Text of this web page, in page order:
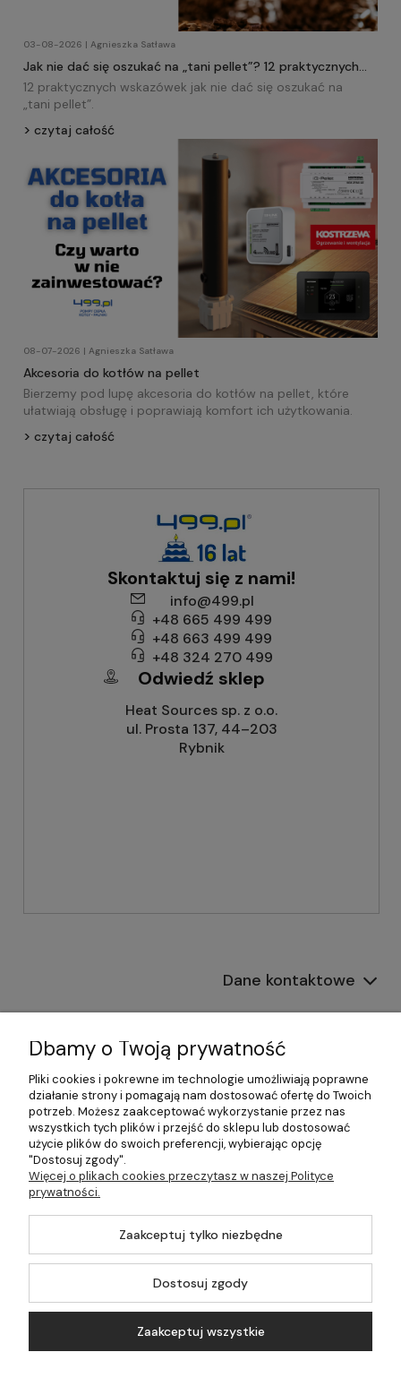
03-08-2026 | Agnieszka Satława
Jak nie dać się oszukać na „tani pellet”? 12 praktycznych
wskazówek!
12 praktycznych wskazówek jak nie dać się oszukać na
„tani pellet”.
czytaj całość
08-07-2026 | Agnieszka Satława
Akcesoria do kotłów na pellet
Bierzemy pod lupę akcesoria do kotłów na pellet, które
ułatwiają obsługę i poprawiają komfort ich użytkowania.
czytaj całość
Skontaktuj się z nami!
info@499.pl
+48 665 499 499
+48 663 499 499
+48 324 270 499
Odwiedź sklep
Heat Sources sp. z o.o.
ul. Prosta 137, 44–203
Rybnik
Dane kontaktowe
Informacje
Płatności i dostawa
Pomoc
Moje konto
©2026 Wszelkie Prawa Zastrzeżone | 499.pl - najlepszy sklep z
Dbamy o Twoją prywatność
Pliki cookies i pokrewne im technologie umożliwiają poprawne
działanie strony i pomagają nam dostosować ofertę do Twoich
potrzeb. Możesz zaakceptować wykorzystanie przez nas
wszystkich tych plików i przejść do sklepu lub dostosować
użycie plików do swoich preferencji, wybierając opcję
"Dostosuj zgody".
Więcej o plikach cookies przeczytasz w naszej Polityce
prywatności.
Zaakceptuj tylko niezbędne
Dostosuj zgody
Zaakceptuj wszystkie